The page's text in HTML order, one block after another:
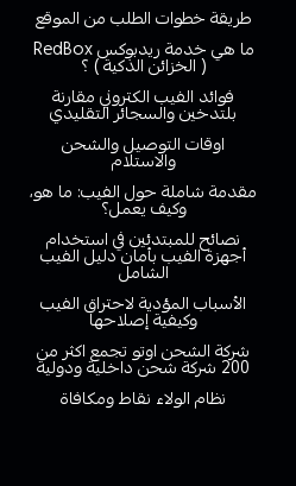
طريقة خطوات الطلب من الموقع
ما هي خدمة ريدبوكس RedBox
( الخزائن الذكية ) ؟
فوائد الفيب الكتروني مقارنة
بلتدخين والسجائر التقليدي
اوقات التوصيل والشحن
والاستلام
مقدمة شاملة حول الفيب: ما هو،
وكيف يعمل؟
نصائح للمبتدئين في استخدام
أجهزة الفيب بأمان دليل الفيب
الشامل
الأسباب المؤدية لاحتراق الفيب
وكيفية إصلاحها
شركة الشحن اوتو تجمع اكثر من
200 شركة شحن داخلية ودولية
نظام الولاء نقاط ومكافاة